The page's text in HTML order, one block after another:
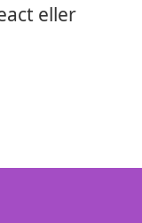
eller